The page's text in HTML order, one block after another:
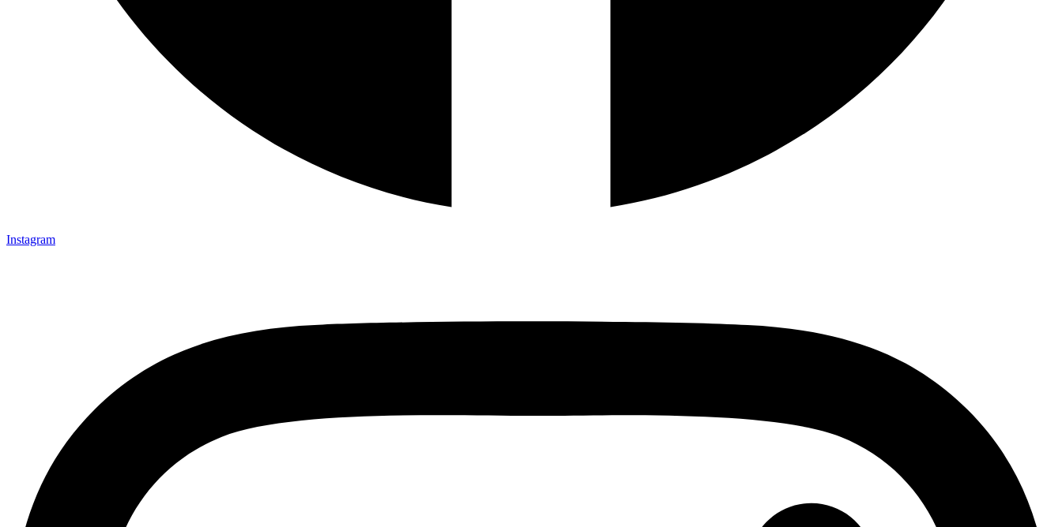
Instagram